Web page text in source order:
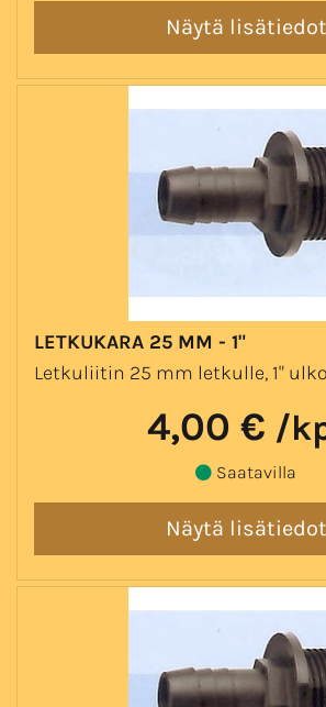
LETKUKARA 25 MM - 1"
Letkuliitin 25 mm letkulle, 1"
4,00 € /
Saatavilla